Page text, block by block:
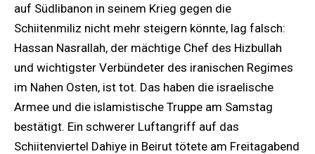
auf Südlibanon in seinem Krieg gegen die
Schiitenmiliz nicht mehr steigern könnte, lag falsch:
Hassan Nasrallah, der mächtige Chef des Hizbullah
und wichtigster Verbündeter des iranischen Regimes
im Nahen Osten, ist tot. Das haben die israelische
Armee und die islamistische Truppe am Samstag
bestätigt. Ein schwerer Luftangriff auf das
Schiitenviertel Dahiye in Beirut tötete am Freitagabend